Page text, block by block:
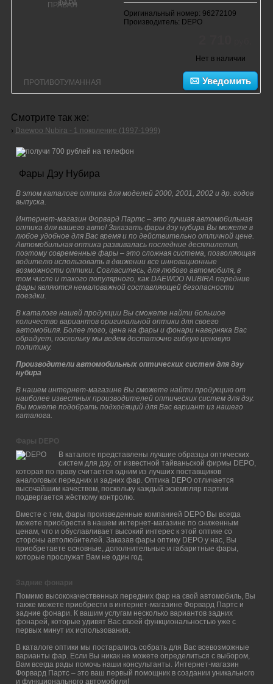
Оригинальный номер: 96272109
Производитель: DEPO
Нет в наличии
Уведомить
Смотрите так же:
› Daewoo Nubira - 1 поколение (1997-1999)
Фары Дэу Нубира
В этом каталоге оптика для моделей 2000, 2001, 2002 и др. годов
выпуска.
Интернет-магазин Форвард Партс – это лучшая автомобильная
оптика для вашего авто! Заказать фары дэу нубира Вы можете в
любое удобное для Вас время и по действительно отличной цене.
Автомобильная оптика развивалась последние десятилетия,
поэтому современные фары – это сложная система, позволяющая
водителю использовать в движении все инновационные
возможности оптики. Согласитесь, для любого автомобиля, в
том числе и такого популярного, как DAEWOO NUBIRA передние
фары являются немаловажной составляющей безопасности
поездки.
В каталоге нашей продукции Вы сможете найти большое
количество вариантов оригинальной оптики для своего
автомобиля. Более того, цена на фары и фонари наверняка Вас
обрадует, поскольку мы ведем достаточно гибкую ценовую
политику.
Производители автомобильных оптических систем для дэу
нубира
В нашем интернет-магазине Вы сможете найти продукцию от
наиболее известных производителей оптических систем для дэу.
Вы можете подобрать подходящий для Вас вариант из нашего
каталога.
Фары DEPO
В каталоге представлены лучшие образцы оптических
систем для дэу. от известной тайваньской фирмы DEPO,
которая по праву считается одним из лучших поставщиков
аналоговых передних и задних фар. Оптика DEPO отличается
высочайшим качеством, поскольку каждый экземпляр партии
подвергается жёсткому контролю.
Вместе с тем, фары произведенные компанией DEPO Вы всегда
можете приобрести в нашем интернет-магазине по сниженным
ценам, что и обуславливает высокий интерес к этой оптике со
стороны автолюбителей. Заказав фары оптику DEPO у нас, Вы
приобретаете основные, дополнительные и габаритные фары,
которые прослужат Вам не один год.
Задние фонари
Помимо высококачественных передних фар на свой автомобиль, Вы
также можете приобрести в интернет-магазине Форвард Партс и
задние фонари. К вашим услугам несколько вариантов задних
фонарей, которые удивят Вас своей функциональностью уже с
первых минут их использования.
В каталоге оптики мы постарались собрать для Вас всевозможные
варианты фар. Если Вы никак не можете определиться с выбором,
Вам всегда рады помочь наши консультанты. Интернет-магазин
Форвард Партс – это ваш первый помощник в создании уникального
и функционального автомобиля!